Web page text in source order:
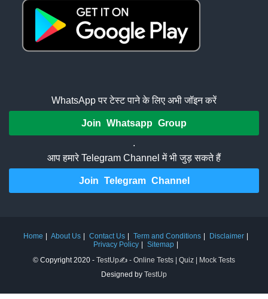
WhatsApp पर टेस्ट पाने के लिए अभी जॉइन करें
Join Whatsapp Group
.
आप हमारे Telegram Channel में भी जुड़ सकते हैं
Join Telegram Channel
Home About Us Contact Us Term and Conditions
Disclaimer
Privacy Policy
Sitemap
© Copyright 2020 - TestUp✍️ - Online Tests | Quiz | Mock Tests
Designed by TestUp